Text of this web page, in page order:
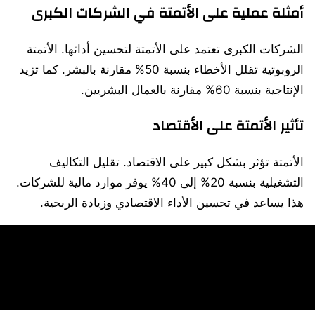
أمثلة عملية على الأتمتة في الشركات الكبرى
الشركات الكبرى تعتمد على الأتمتة لتحسين أدائها. الأتمتة
الروبوتية تقلل الأخطاء بنسبة 50% مقارنة بالبشر. كما تزيد
الإنتاجية بنسبة 60% مقارنة بالعمال البشريين.
تأثير الأتمتة على الأقتصاد
الأتمتة تؤثر بشكل كبير على الاقتصاد. تقليل التكاليف
التشغيلية بنسبة 20% إلى 40% يوفر موارد مالية للشركات.
هذا يساعد في تحسين الأداء الاقتصادي وزيادة الربحية.